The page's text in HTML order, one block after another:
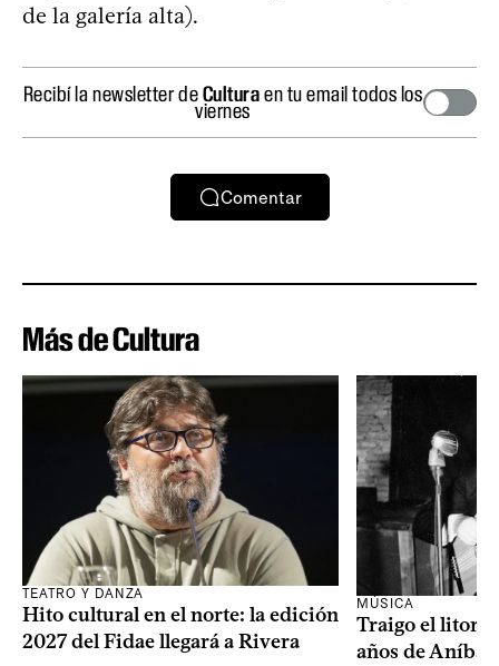
de la galería alta).
Recibí la newsletter deCulturaen tu email todos los
viernes
Comentar
Más de Cultura
TEATRO Y DANZA
Hito cultural en el norte: la edición
2027 del Fidae llegará a Rivera
MÚSICA
Traigo el litoral
años de Aníbal